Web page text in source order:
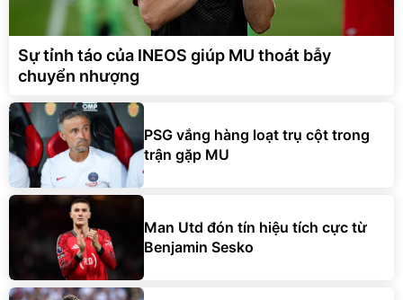
Sự tỉnh táo của INEOS giúp MU thoát bẫy
chuyển nhượng
PSG vắng hàng loạt trụ cột trong
trận gặp MU
Man Utd đón tín hiệu tích cực từ
Benjamin Sesko